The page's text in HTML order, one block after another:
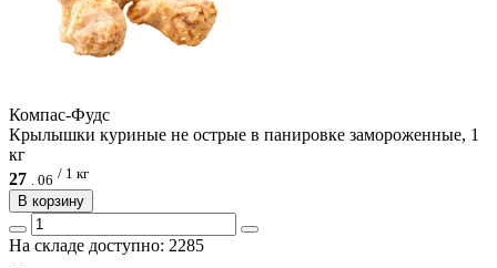
Компас-Фудс
Крылышки куриные не острые в панировке замороженные, 1
кг
27 . 06 / 1 кг
В корзину
На складе доступно: 2285